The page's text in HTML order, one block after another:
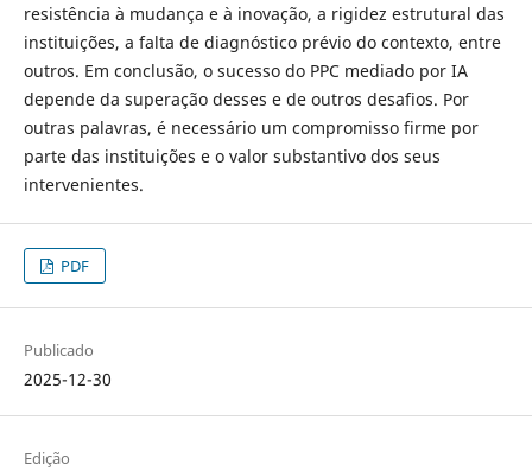
resistência à mudança e à inovação, a rigidez estrutural das
instituições, a falta de diagnóstico prévio do contexto, entre
outros. Em conclusão, o sucesso do PPC mediado por IA
depende da superação desses e de outros desafios. Por
outras palavras, é necessário um compromisso firme por
parte das instituições e o valor substantivo dos seus
intervenientes.
PDF
Publicado
2025-12-30
Edição